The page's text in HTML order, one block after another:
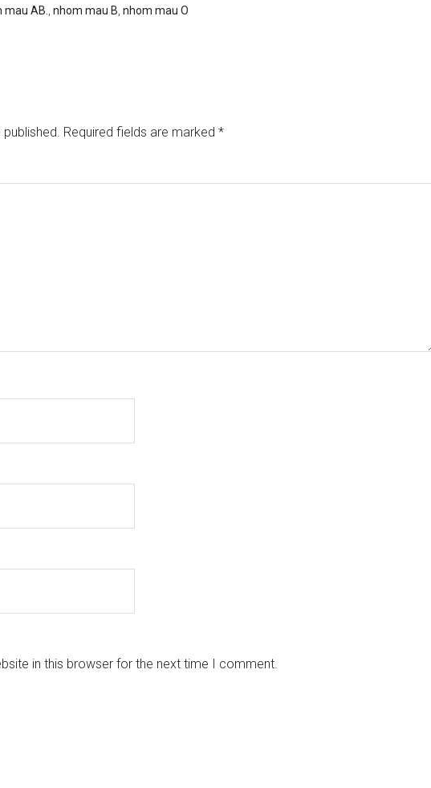
mau AB. nhom mau B nhom mau O
Required fields are marked *
in this browser for the next time I comment.